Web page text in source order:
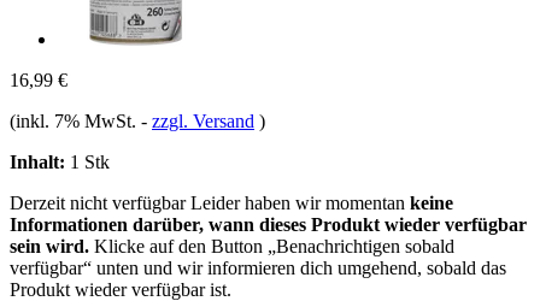
16,99 €
(inkl. 7% MwSt. - zzgl. Versand )
Inhalt: 1 Stk
Derzeit nicht verfügbarLeider haben wir momentan keine
Informationen darüber, wann dieses Produkt wieder verfügbar
sein wird. Klicke auf den Button „Benachrichtigen sobald
verfügbar“ unten und wir informieren dich umgehend, sobald das
Produkt wieder verfügbar ist.